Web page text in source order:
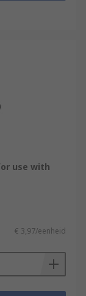
use with
€ 3,97/eenheid